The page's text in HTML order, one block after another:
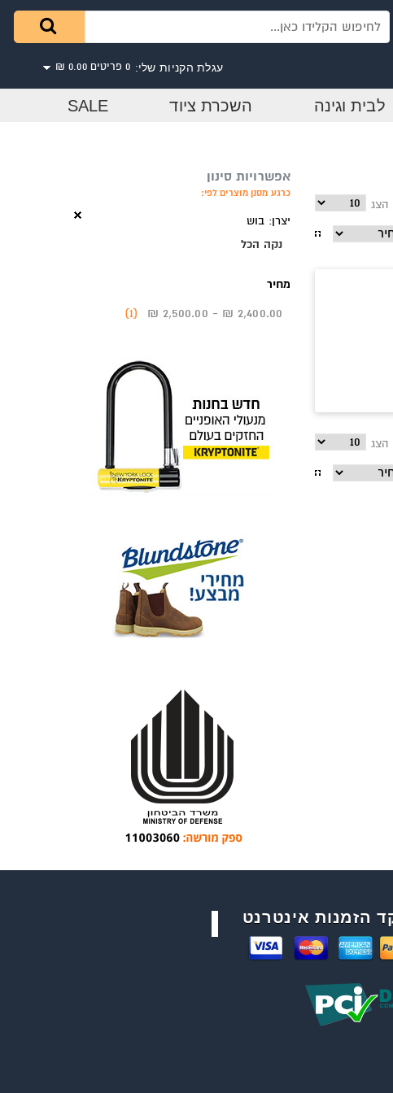
עגלת הקניות שלי: 0 פריטים 0.00 ₪
לבית וגינה השכרת ציוד SALE
הצג
הצג
אפשרויות סינון
כרגע מסנן מוצרים לפי:
יצרן: בוש
נקה הכל
מחיר
2,400.00 ₪
-
2,500.00 ₪
‏ (1)
הזמנות אינטרנט